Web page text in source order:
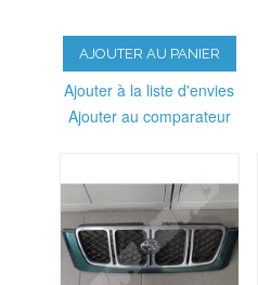
AJOUTER AU PANIER
Ajouter à la liste d'envies
Ajouter au comparateur